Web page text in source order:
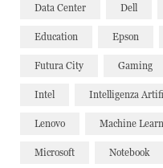
Data Center Dell
Education Epson
Futura City Gaming
Intel Intelligenza
Lenovo Machine
Microsoft Notebook